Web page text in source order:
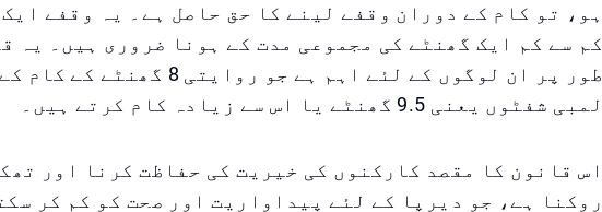
ہو، تو کام کے دوران وقفے لینے کا حق حاصل ہے۔ یہ وقفے
کم سے کم ایک گھنٹے کی مجموعی مدت کے ہونا ضروری ہیں۔ یہ
طور پر ان لوگوں کے لئے اہم ہے جو
لمبی شفٹوں یعنی 9.5 گھنٹے یا اس سے زیادہ کام کرتے ہیں۔
اس قانون کا مقصد کارکنوں کی خیریت کی حفاظت کرنا اور
روکنا ہے، جو دیرپا کے لئے پیداواریت اور صحت کو کم کر